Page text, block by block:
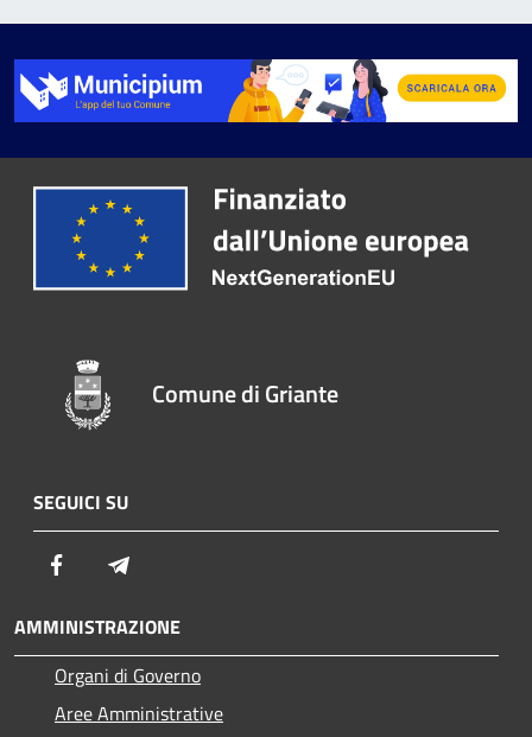
Comune di Griante
SEGUICI SU
Facebook
AMMINISTRAZIONE
Organi di Governo
Aree Amministrative